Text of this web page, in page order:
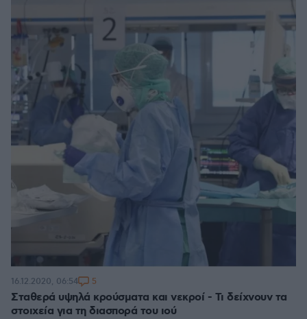
Σταθερά υψηλά κρούσματα και νεκροί - Τι δείχνουν τα
στοιχεία για τη διασπορά του ιού
16.12.2020, 06:54 5